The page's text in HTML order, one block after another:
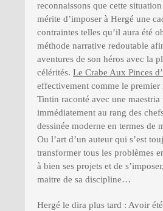
reconnaissons que cette
mérite d’imposer à Hergé une
contraintes telles qu’il aura été
méthode narrative redoutable
aventures de son héros avec la
célérités. Le Crabe Aux Pinces
effectivement comme le premier
Tintin raconté avec une
immédiatement au rang des
dessinée moderne en termes de
Ou l’art d’un auteur qui s’est
transformer tous les problèmes
à bien ses projets et de
maitre de sa discipline…
Hergé le dira plus tard : Avoir